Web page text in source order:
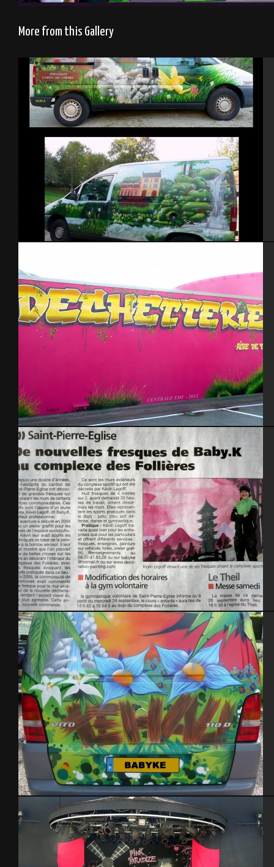
More from this Gallery
EPR Flamanville – Centrale EDF 2012
La Presse de la Manche – gymnase St-Pierre Eglise 2014
Mercedes Vito – 2007